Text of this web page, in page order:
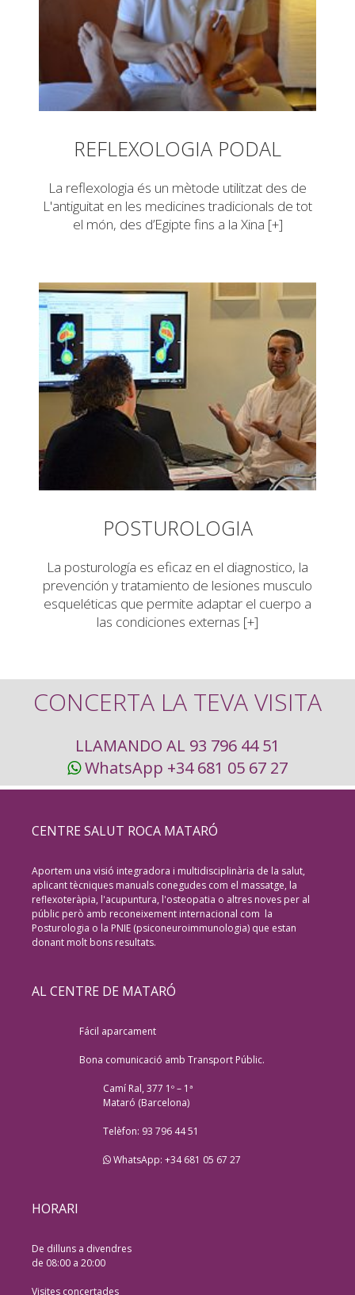
REFLEXOLOGIA PODAL
La reflexologia és un mètode utilitzat des de
L'antiguitat en les medicines tradicionals de tot
el món, des d’Egipte fins a la Xina [+]
POSTUROLOGIA
La posturología es eficaz en el diagnostico, la
prevención y tratamiento de lesiones musculo
esqueléticas que permite adaptar el cuerpo a
las condiciones externas [+]
CONCERTA LA TEVA VISITA
LLAMANDO AL 93 796 44 51
WhatsApp +34 681 05 67 27
CENTRE SALUT ROCA MATARÓ
Aportem una visió integradora i multidisciplinària de la salut,
aplicant tècniques manuals conegudes com el massatge, la
reflexoteràpia, l'acupuntura, l'osteopatia o altres noves per al
públic però amb reconeixement internacional com la
Posturologia o la PNIE (psiconeuroimmunologia) que estan
donant molt bons resultats.
AL CENTRE DE MATARÓ
Fácil aparcament
Bona comunicació amb Transport Públic.
Camí Ral, 377 1º – 1ª
Mataró (Barcelona)
Telèfon: 93 796 44 51
WhatsApp: +34 681 05 67 27
HORARI
De dilluns a divendres
de 08:00 a 20:00
Visites concertades